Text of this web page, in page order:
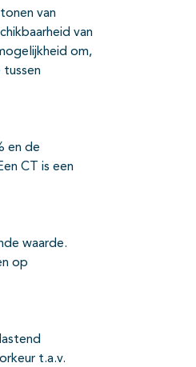
van
van
om,
en de
CT is een
waarde.
op
t.a.v.